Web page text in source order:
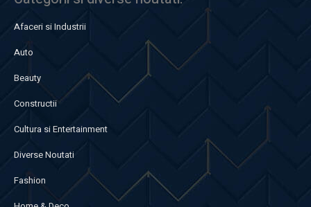
Afaceri si Industrii
Auto
Beauty
Constructii
Cultura si Entertainment
Diverse Noutati
Fashion